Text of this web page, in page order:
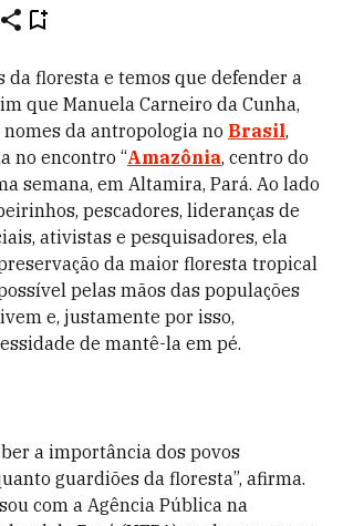
da floresta e temos que defender a
que Manuela Carneiro da Cunha,
da antropologia no Brasil,
no encontro “Amazônia, centro do
semana, em Altamira, Pará. Ao lado
pescadores, lideranças de
ativistas e pesquisadores, ela
da maior floresta tropical
pelas mãos das populações
e, justamente por isso,
de mantê-la em pé.
a importância dos povos
guardiões da floresta”, afirma.
com a Agência Pública na